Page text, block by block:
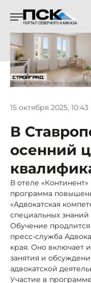
15 октября 2025, 10:43
В
осенний
В отеле
программа
«Адвокатская
специальных знаний
Обучение продлится
пресс-служба
края. Оно включает
занятия и
адвокатской
Участие в